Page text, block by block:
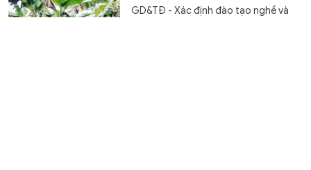
GD&TĐ - Xác định đào tạo nghề và